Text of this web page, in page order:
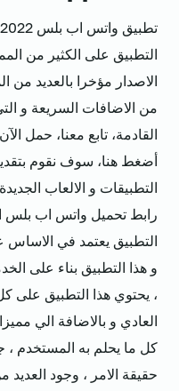
التطبيق على الكثير من
الاصدار مؤخرا بالعديد من
من الاضافات السريعة و
القادمة، تابع معنا، حمل
أضغط هنا، سوف نقوم
التطبيقات و الالعاب
رابط تحميل واتس اب بلس
التطبيق يعتمد في
و هذا التطبيق بناء على
، يحتوي هذا التطبيق على
العادي و بالاضافة الي
كل ما يحلم به المستخدم ،
حقيقة الامر ، وجود